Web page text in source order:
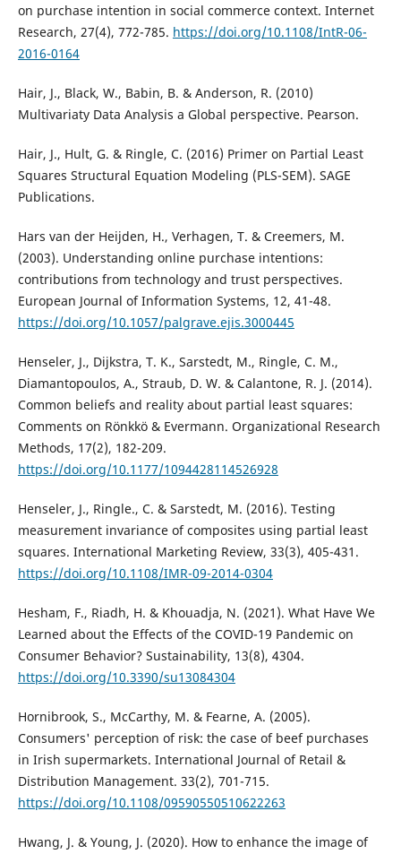
on purchase intention in social commerce context. Internet
Research, 27(4), 772-785. https://doi.org/10.1108/IntR-06-
2016-0164
Hair, J., Black, W., Babin, B. & Anderson, R. (2010)
Multivariaty Data Analysis a Global perspective. Pearson.
Hair, J., Hult, G. & Ringle, C. (2016) Primer on Partial Least
Squares Structural Equation Modeling (PLS-SEM). SAGE
Publications.
Hars van der Heijden, H., Verhagen, T. & Creemers, M.
(2003). Understanding online purchase intentions:
contributions from technology and trust perspectives.
European Journal of Information Systems, 12, 41-48.
https://doi.org/10.1057/palgrave.ejis.3000445
Henseler, J., Dijkstra, T. K., Sarstedt, M., Ringle, C. M.,
Diamantopoulos, A., Straub, D. W. & Calantone, R. J. (2014).
Common beliefs and reality about partial least squares:
Comments on Rönkkö & Evermann. Organizational Research
Methods, 17(2), 182-209.
https://doi.org/10.1177/1094428114526928
Henseler, J., Ringle., C. & Sarstedt, M. (2016). Testing
measurement invariance of composites using partial least
squares. International Marketing Review, 33(3), 405-431.
https://doi.org/10.1108/IMR-09-2014-0304
Hesham, F., Riadh, H. & Khouadja, N. (2021). What Have We
Learned about the Effects of the COVID-19 Pandemic on
Consumer Behavior? Sustainability, 13(8), 4304.
https://doi.org/10.3390/su13084304
Hornibrook, S., McCarthy, M. & Fearne, A. (2005).
Consumers' perception of risk: the case of beef purchases
in Irish supermarkets. International Journal of Retail &
Distribution Management. 33(2), 701-715.
https://doi.org/10.1108/09590550510622263
Hwang, J. & Young, J. (2020). How to enhance the image of